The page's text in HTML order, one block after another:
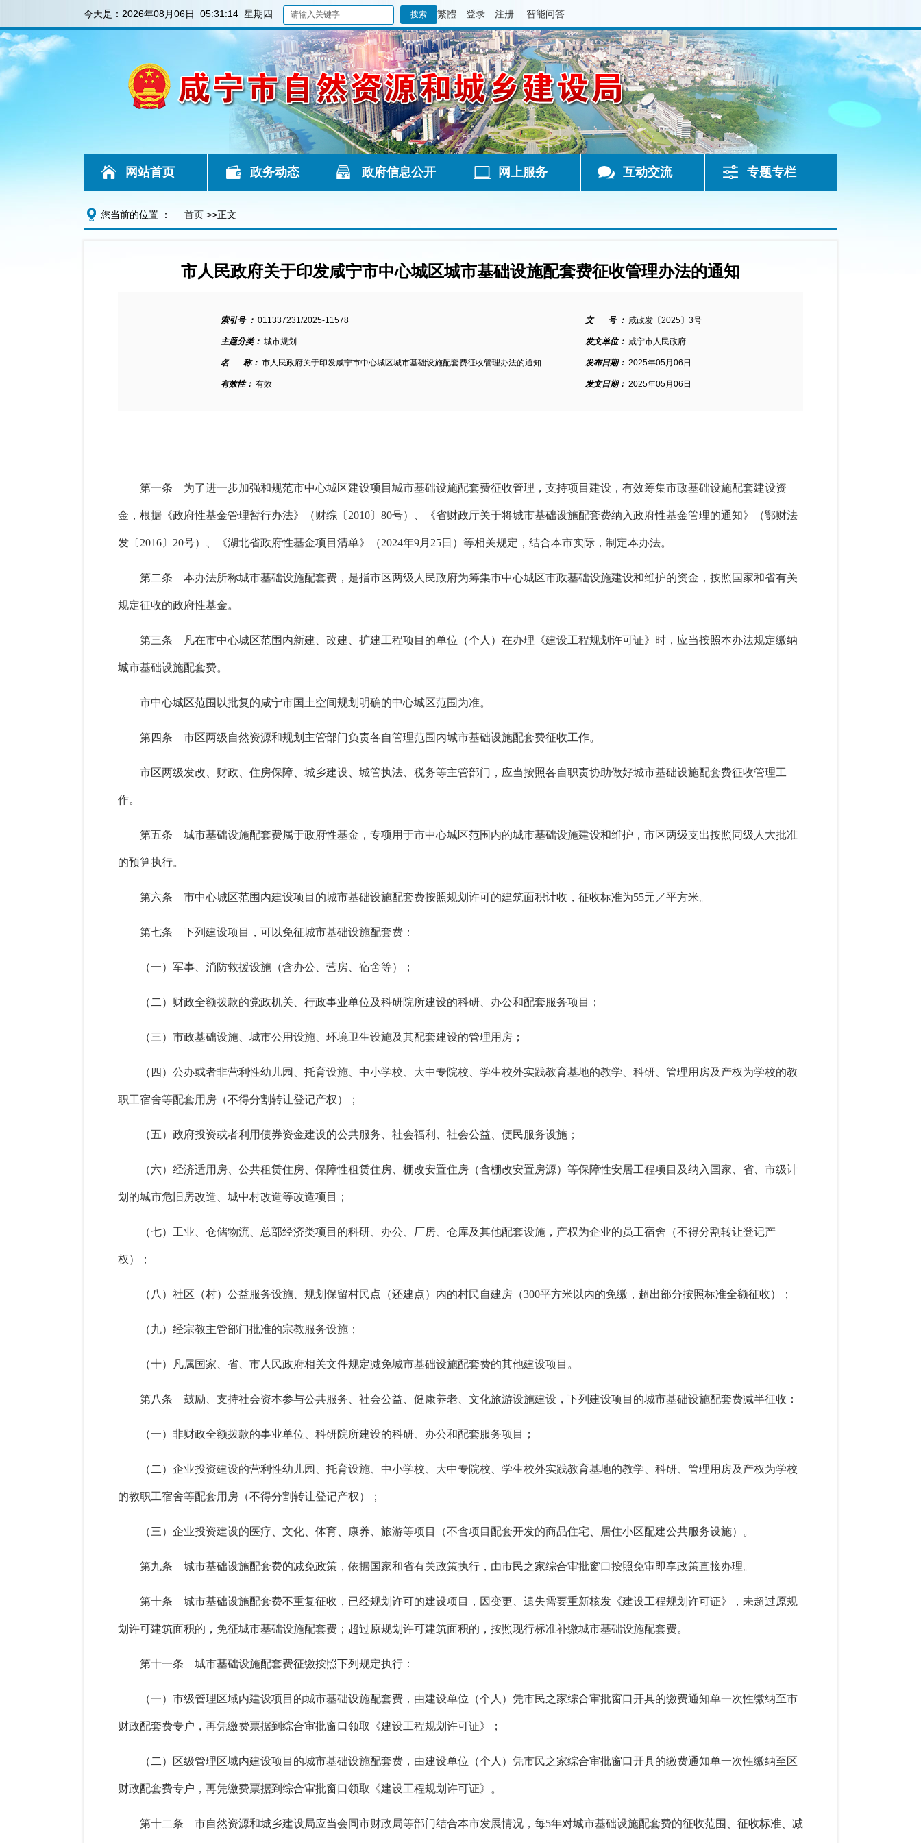
今天是： 2026年08月06日 05:31:14 星期四 繁體 登录 注册 智能问答
网站首页 政务动态 政府信息公开 网上服务 互动交流 专题专栏
您当前的位置 ： 首页 >>正文
市人民政府关于印发咸宁市中心城区城市基础设施配套费征收管理办法的通知
索引号 ： 011337231/2025-11578 文 号 ： 咸政发〔2025〕3号
主题分类： 城市规划 发文单位： 咸宁市人民政府
名 称： 市人民政府关于印发咸宁市中心城区城市基础设施配套费征收管理办法的通知 发布日期： 2025年05月06日
有效性： 有效 发文日期： 2025年05月06日
第一条 为了进一步加强和规范市中心城区建设项目城市基础设施配套费征收管理，支持项目建设，有效筹集市政基础设施配套建设资
金，根据《政府性基金管理暂行办法》（财综〔2010〕80号）、《省财政厅关于将城市基础设施配套费纳入政府性基金管理的通知》（鄂财法
发〔2016〕20号）、《湖北省政府性基金项目清单》（2024年9月25日）等相关规定，结合本市实际，制定本办法。
第二条 本办法所称城市基础设施配套费，是指市区两级人民政府为筹集市中心城区市政基础设施建设和维护的资金，按照国家和省有关
规定征收的政府性基金。
第三条 凡在市中心城区范围内新建、改建、扩建工程项目的单位（个人）在办理《建设工程规划许可证》时，应当按照本办法规定缴纳
城市基础设施配套费。
市中心城区范围以批复的咸宁市国土空间规划明确的中心城区范围为准。
第四条 市区两级自然资源和规划主管部门负责各自管理范围内城市基础设施配套费征收工作。
市区两级发改、财政、住房保障、城乡建设、城管执法、税务等主管部门，应当按照各自职责协助做好城市基础设施配套费征收管理工
作。
第五条 城市基础设施配套费属于政府性基金，专项用于市中心城区范围内的城市基础设施建设和维护，市区两级支出按照同级人大批准
的预算执行。
第六条 市中心城区范围内建设项目的城市基础设施配套费按照规划许可的建筑面积计收，征收标准为55元／平方米。
第七条 下列建设项目，可以免征城市基础设施配套费：
（一）军事、消防救援设施（含办公、营房、宿舍等）；
（二）财政全额拨款的党政机关、行政事业单位及科研院所建设的科研、办公和配套服务项目；
（三）市政基础设施、城市公用设施、环境卫生设施及其配套建设的管理用房；
（四）公办或者非营利性幼儿园、托育设施、中小学校、大中专院校、学生校外实践教育基地的教学、科研、管理用房及产权为学校的教
职工宿舍等配套用房（不得分割转让登记产权）；
（五）政府投资或者利用债券资金建设的公共服务、社会福利、社会公益、便民服务设施；
（六）经济适用房、公共租赁住房、保障性租赁住房、棚改安置住房（含棚改安置房源）等保障性安居工程项目及纳入国家、省、市级计
划的城市危旧房改造、城中村改造等改造项目；
（七）工业、仓储物流、总部经济类项目的科研、办公、厂房、仓库及其他配套设施，产权为企业的员工宿舍（不得分割转让登记产
权）；
（八）社区（村）公益服务设施、规划保留村民点（还建点）内的村民自建房（300平方米以内的免缴，超出部分按照标准全额征收）；
（九）经宗教主管部门批准的宗教服务设施；
（十）凡属国家、省、市人民政府相关文件规定减免城市基础设施配套费的其他建设项目。
第八条 鼓励、支持社会资本参与公共服务、社会公益、健康养老、文化旅游设施建设，下列建设项目的城市基础设施配套费减半征收：
（一）非财政全额拨款的事业单位、科研院所建设的科研、办公和配套服务项目；
（二）企业投资建设的营利性幼儿园、托育设施、中小学校、大中专院校、学生校外实践教育基地的教学、科研、管理用房及产权为学校
的教职工宿舍等配套用房（不得分割转让登记产权）；
（三）企业投资建设的医疗、文化、体育、康养、旅游等项目（不含项目配套开发的商品住宅、居住小区配建公共服务设施）。
第九条 城市基础设施配套费的减免政策，依据国家和省有关政策执行，由市民之家综合审批窗口按照免审即享政策直接办理。
第十条 城市基础设施配套费不重复征收，已经规划许可的建设项目，因变更、遗失需要重新核发《建设工程规划许可证》，未超过原规
划许可建筑面积的，免征城市基础设施配套费；超过原规划许可建筑面积的，按照现行标准补缴城市基础设施配套费。
第十一条 城市基础设施配套费征缴按照下列规定执行：
（一）市级管理区域内建设项目的城市基础设施配套费，由建设单位（个人）凭市民之家综合审批窗口开具的缴费通知单一次性缴纳至市
财政配套费专户，再凭缴费票据到综合审批窗口领取《建设工程规划许可证》；
（二）区级管理区域内建设项目的城市基础设施配套费，由建设单位（个人）凭市民之家综合审批窗口开具的缴费通知单一次性缴纳至区
财政配套费专户，再凭缴费票据到综合审批窗口领取《建设工程规划许可证》。
第十二条 市自然资源和城乡建设局应当会同市财政局等部门结合本市发展情况，每5年对城市基础设施配套费的征收范围、征收标准、减